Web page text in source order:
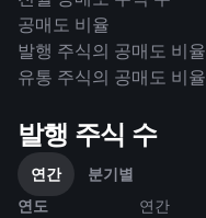
공매도 비율
발행 주식의 공매도 비율
유통 주식의 공매도 비율
발행 주식 수
연간
분기별
연도
연간